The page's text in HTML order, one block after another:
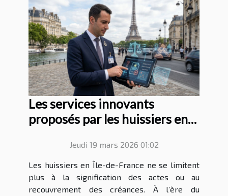
Les services innovants
proposés par les huissiers en
Jeudi 19 mars 2026 01:02
Les huissiers en Île-de-France ne se limitent
plus à la signification des actes ou au
recouvrement des créances. À l’ère du